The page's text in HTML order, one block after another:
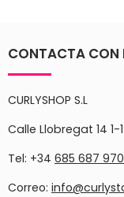
CONTACTA CON
CURLYSHOP S.L
Calle Llobregat 14
Tel: +34 685 687 970
Correo: